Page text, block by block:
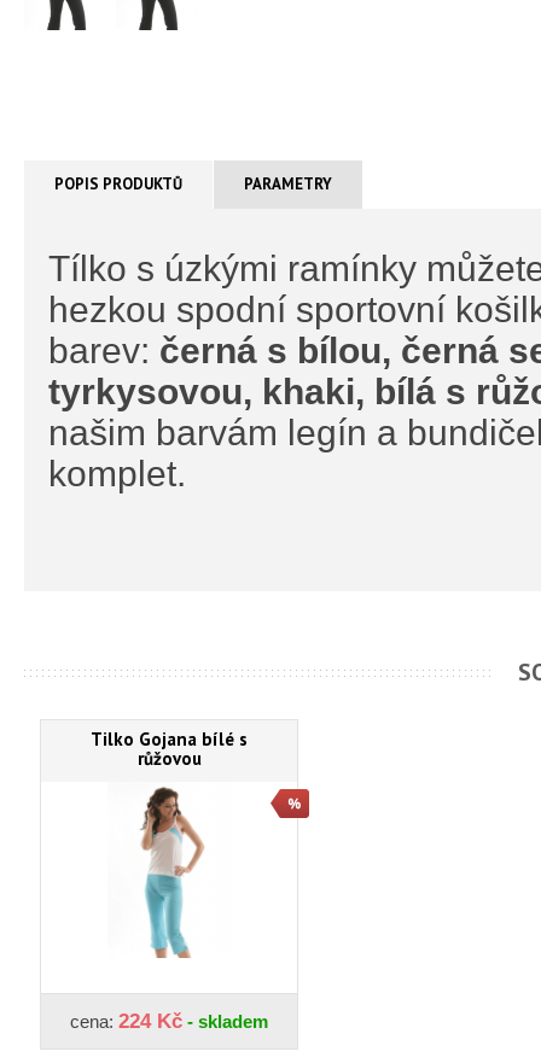
POPIS PRODUKTŮ PARAMETRY
Tílko s úzkými ramínky
hezkou spodní sportovní
barev: černá s bílou, černá
tyrkysovou, khaki, bílá s
našim barvám legín a
komplet.
Tilko Gojana bílé s
růžovou
cena: 224 Kč - skladem